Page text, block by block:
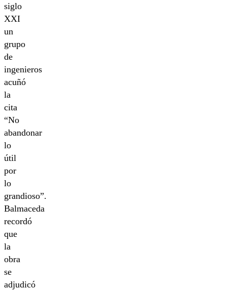
siglo
XXI
un
grupo
de
ingenieros
acuñó
la
cita
“No
abandonar
lo
útil
por
lo
grandioso”.
Balmaceda
recordó
que
la
obra
se
adjudicó